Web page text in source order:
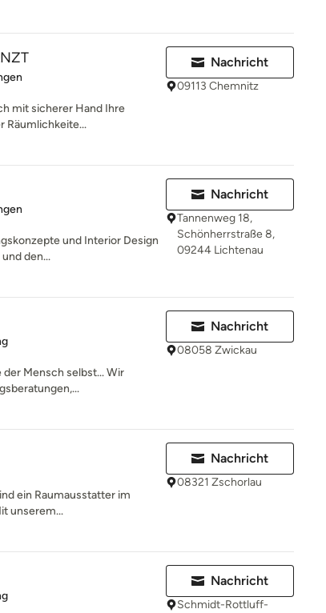
von 5 Sternen
mit sicherer Hand Ihre
Räumlichkeite...
Nachricht
09113 Chemnitz
von 5 Sternen
und Interior Design
den...
Nachricht
Tannenweg 18,
Schönherrstraße 8,
09244 Lichtenau
von 5 Sternen
Mensch selbst... Wir
Nachricht
08058 Zwickau
ein Raumausstatter im
unserem...
Nachricht
08321 Zschorlau
von 5 Sternen
Nachricht
Schmidt-Rottluff-